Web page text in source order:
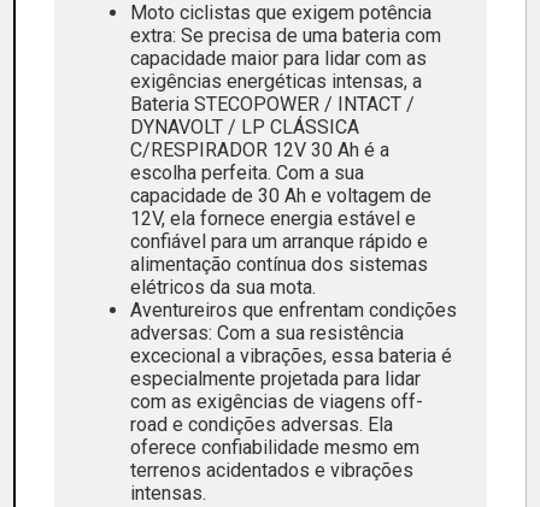
Moto ciclistas que exigem potência
extra: Se precisa de uma bateria com
capacidade maior para lidar com as
exigências energéticas intensas, a
Bateria STECOPOWER / INTACT /
DYNAVOLT / LP CLÁSSICA
C/RESPIRADOR 12V 30 Ah é a
escolha perfeita. Com a sua
capacidade de 30 Ah e voltagem de
12V, ela fornece energia estável e
confiável para um arranque rápido e
alimentação contínua dos sistemas
elétricos da sua mota.
Aventureiros que enfrentam condições
adversas: Com a sua resistência
excecional a vibrações, essa bateria é
especialmente projetada para lidar
com as exigências de viagens off-
road e condições adversas. Ela
oferece confiabilidade mesmo em
terrenos acidentados e vibrações
intensas.